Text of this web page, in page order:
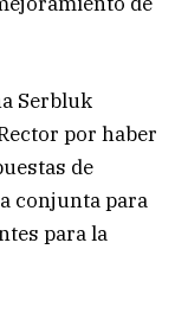
Serbluk
por haber
de
conjunta para
para la